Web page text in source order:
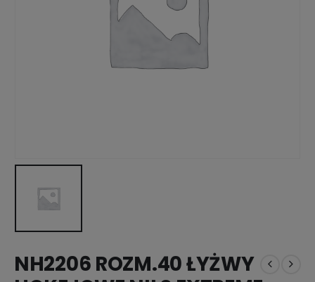
NH2206 ROZM.40 ŁYŻWY